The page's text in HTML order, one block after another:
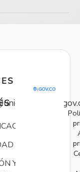
Y